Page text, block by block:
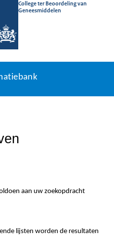
College ter Beoordeling van
Geneesmiddelen
aan uw zoekopdracht
lijsten worden de resultaten